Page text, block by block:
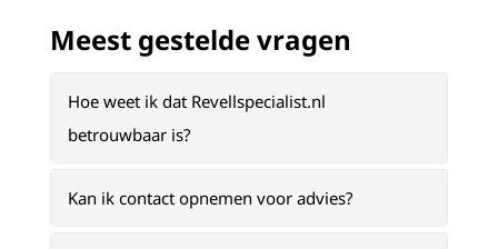
Meest gestelde vragen
Hoe weet ik dat Revellspecialist.nl
betrouwbaar is?
Kan ik contact opnemen voor advies?